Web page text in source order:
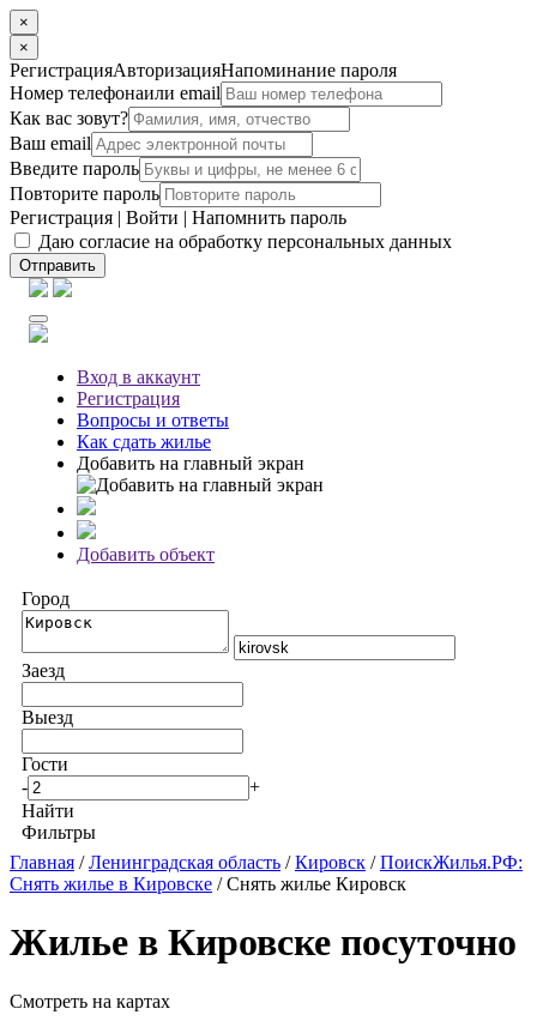
×
×
РегистрацияАвторизацияНапоминание пароля
Номер телефонаили email
Как вас зовут?
Ваш email
Введите пароль
Повторите пароль
Регистрация | Войти | Напомнить пароль
Даю согласие на обработку персональных данных
Отправить
Вход в аккаунт
Регистрация
Вопросы и ответы
Как сдать жилье
Добавить на главный экран
Добавить объект
Город
Заезд
Выезд
Гости
-
+
Найти
Фильтры
Главная /Ленинградская область /Кировск /ПоискЖилья.РФ:
Снять жилье в Кировске / Снять жилье Кировск
Жилье в Кировске посуточно
Смотреть на картах